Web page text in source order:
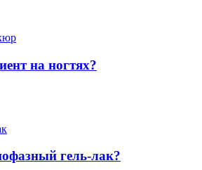
на ногтях?
гель-лак?